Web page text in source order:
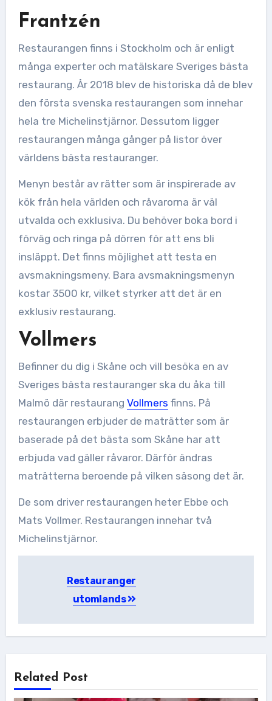
Frantzén
Restaurangen finns i Stockholm och är enligt
många experter och matälskare Sveriges bästa
restaurang. År 2018 blev de historiska då de blev
den första svenska restaurangen som innehar
hela tre Michelinstjärnor. Dessutom ligger
restaurangen många gånger på listor över
världens bästa restauranger.
Menyn består av rätter som är inspirerade av
kök från hela världen och råvarorna är väl
utvalda och exklusiva. Du behöver boka bord i
förväg och ringa på dörren för att ens bli
insläppt. Det finns möjlighet att testa en
avsmakningsmeny. Bara avsmakningsmenyn
kostar 3500 kr, vilket styrker att det är en
exklusiv restaurang.
Vollmers
Befinner du dig i Skåne och vill besöka en av
Sveriges bästa restauranger ska du åka till
Malmö där restaurang Vollmers finns. På
restaurangen erbjuder de maträtter som är
baserade på det bästa som Skåne har att
erbjuda vad gäller råvaror. Därför ändras
maträtterna beroende på vilken säsong det är.
De som driver restaurangen heter Ebbe och
Mats Vollmer. Restaurangen innehar två
Michelinstjärnor.
Restauranger
utomlands
Related Post